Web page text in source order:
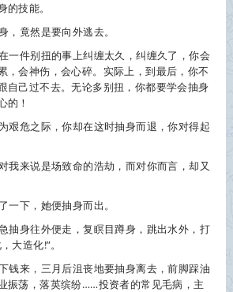
的技能。
，竟然是要向外逃去。
一件别扭的事上纠缠太久，纠缠久了，你会
，会神伤，会心碎。实际上，到最后，你不
自己过不去。无论多别扭，你都要学会抽身
的！
艰危之际，你却在这时抽身而退，你对得起
我来说是场致命的浩劫，而对你而言，却又
一下，她便抽身而出。
抽身往外便走，复瞑目蹲身，跳出水外，打
大造化!”。
钱来，三月后沮丧地要抽身离去，前脚踩油
振荡，落英缤纷……投资者的常见毛病，主